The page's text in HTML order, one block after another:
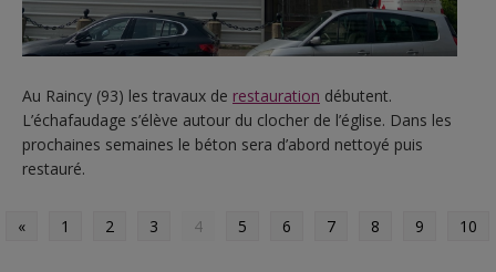
Au Raincy (93) les travaux de restauration débutent.
L’échafaudage s’élève autour du clocher de l’église. Dans les
prochaines semaines le béton sera d’abord nettoyé puis
restauré.
« 1 2 3 4 5 6 7 8 9 10